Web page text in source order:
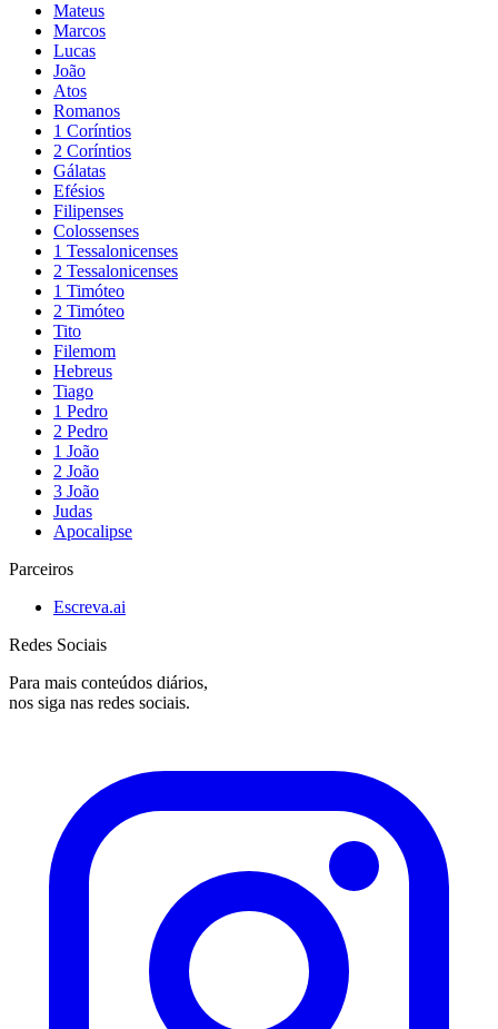
Mateus
Marcos
Lucas
João
Atos
Romanos
1 Coríntios
2 Coríntios
Gálatas
Efésios
Filipenses
Colossenses
1 Tessalonicenses
2 Tessalonicenses
1 Timóteo
2 Timóteo
Tito
Filemom
Hebreus
Tiago
1 Pedro
2 Pedro
1 João
2 João
3 João
Judas
Apocalipse
Parceiros
Escreva.ai
Redes Sociais
Para mais conteúdos diários,
nos siga nas redes sociais.